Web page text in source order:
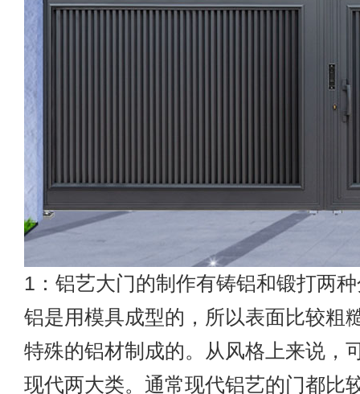
1：铝艺大门的制作有铸铝和锻打两
铝是用模具成型的，所以表面比较粗
特殊的铝材制成的。从风格上来说，
现代两大类。通常现代铝艺的门都比